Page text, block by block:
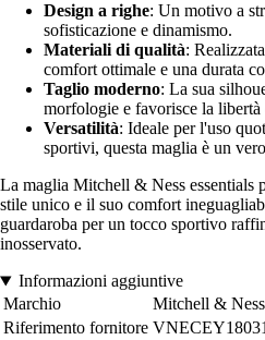
Design a righe: Un motivo a
sofisticazione e dinamismo.
Materiali di qualità:
comfort ottimale e una durata
Taglio moderno: La sua
morfologie e favorisce la
Versatilità: Ideale per l'uso
sportivi, questa maglia è un
La maglia Mitchell & Ness essentials
stile unico e il suo comfort
guardaroba per un tocco sportivo
inosservato.
Informazioni aggiuntive
Marchio
Mitchell & Ness
Riferimento fornitore